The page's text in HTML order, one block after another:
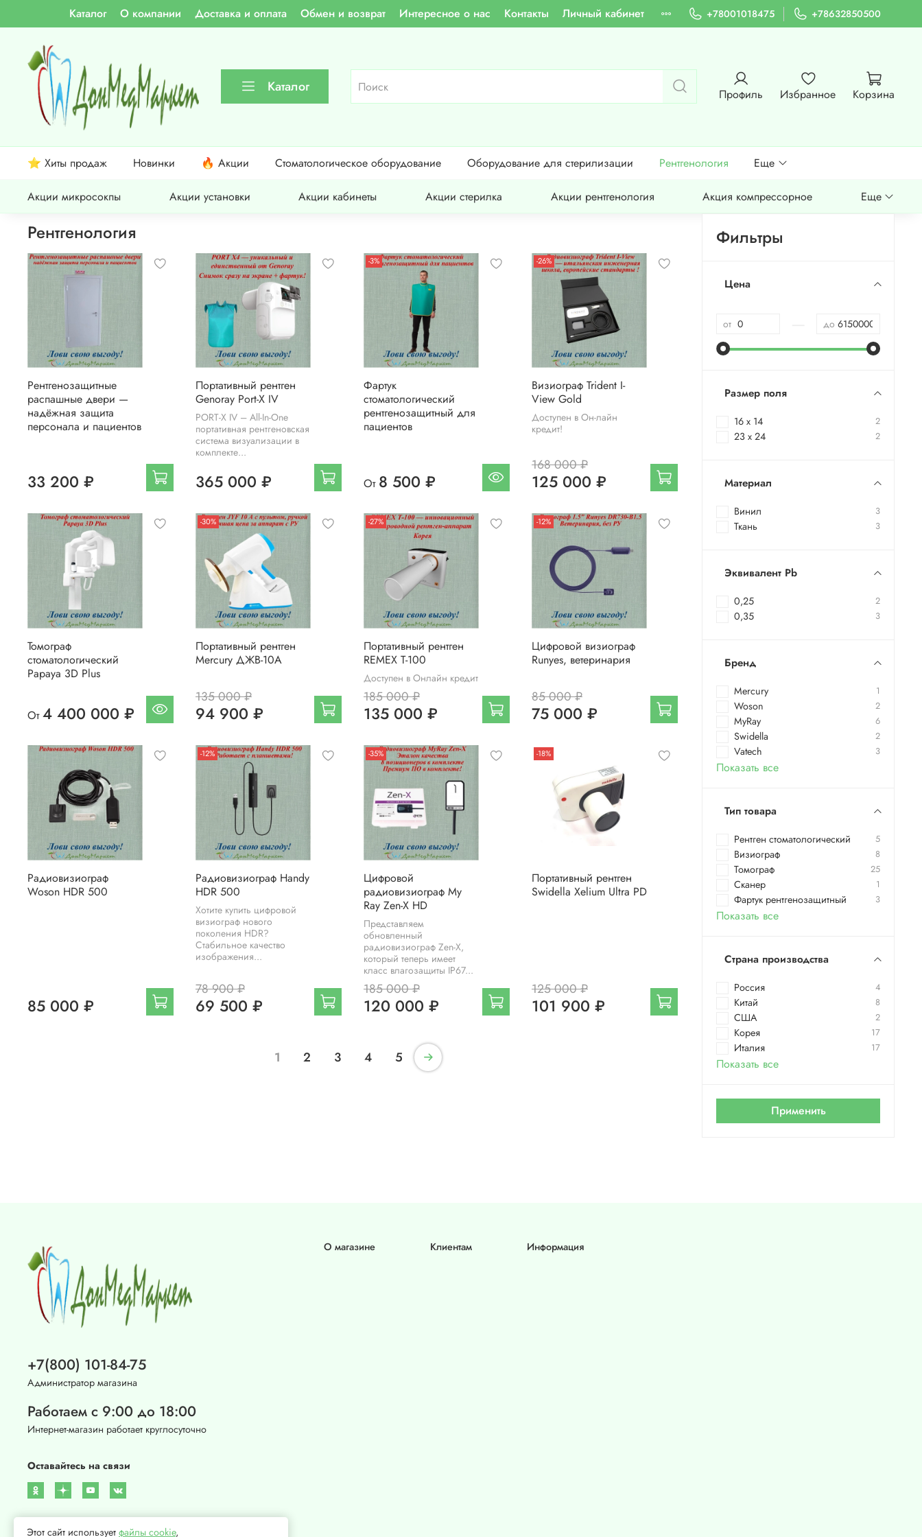
Каталог О компании Доставка и оплата Обмен и возврат Интересное о нас Контакты Личный кабинет +78001018475 +78632850500
Каталог Профиль Избранное Корзина
⭐ Хиты продаж Новинки 🔥 Акции Стоматологическое оборудование Оборудование для стерилизации Рентгенология Еще
Акции микросокпы Акции установки Акции кабинеты Акции стерилка Акции рентгенология Акция компрессорное Еще
Рентгенология
Рентгенозащитные
распашные двери —
надёжная защита
персонала и пациентов
33 200 ₽
Портативный рентген
Genoray Port-X IV
PORT-X IV – All-In-One
портативная рентгеновская
система визуализации в
комплекте...
365 000 ₽
-3%
Фартук
стоматологический
рентгенозащитный для
пациентов
От 8 500 ₽
-26%
Визиограф Trident I-
View Gold
Доступен в Он-лайн
кредит!
168 000 ₽
125 000 ₽
Томограф
стоматологический
Papaya 3D Plus
От 4 400 000 ₽
-30%
Портативный рентген
Mercury ДЖВ-10A
135 000 ₽
94 900 ₽
-27%
Портативный рентген
REMEX T-100
Доступен в Онлайн кредит
185 000 ₽
135 000 ₽
-12%
Цифровой визиограф
Runyes, ветеринария
85 000 ₽
75 000 ₽
Радиовизиограф
Woson HDR 500
85 000 ₽
-12%
Радиовизиограф Handy
HDR 500
Хотите купить цифровой
визиограф нового
поколения HDR?
Стабильное качество
изображения...
78 900 ₽
69 500 ₽
-35%
Цифровой
радиовизиограф My
Ray Zen-X HD
Представляем
обновленный
радиовизиограф Zen-X,
который теперь имеет
класс влагозащиты IP67...
185 000 ₽
120 000 ₽
-18%
Портативный рентген
Swidella Xelium Ultra PD
125 000 ₽
101 900 ₽
1 2 3 4 5
Фильтры
Цена
от до
Размер поля
16 х 14 2
23 х 24 2
Материал
Винил 3
Ткань 3
Эквивалент Pb
0,25 2
0,35 3
Бренд
Mercury 1
Woson 2
MyRay 6
Swidella 2
Vatech 3
Показать все
Тип товара
Рентген стоматологический 5
Визиограф 8
Томограф 25
Сканер 1
Фартук рентгенозащитный 3
Показать все
Страна производства
Россия 4
Китай 8
США 2
Корея 17
Италия 17
Показать все
Применить
О магазине Клиентам Информация
+7(800) 101-84-75
Администратор магазина
Работаем с 9:00 до 18:00
Интернет-магазин работает круглосуточно
Оставайтесь на связи
Этот сайт использует файлы cookie,